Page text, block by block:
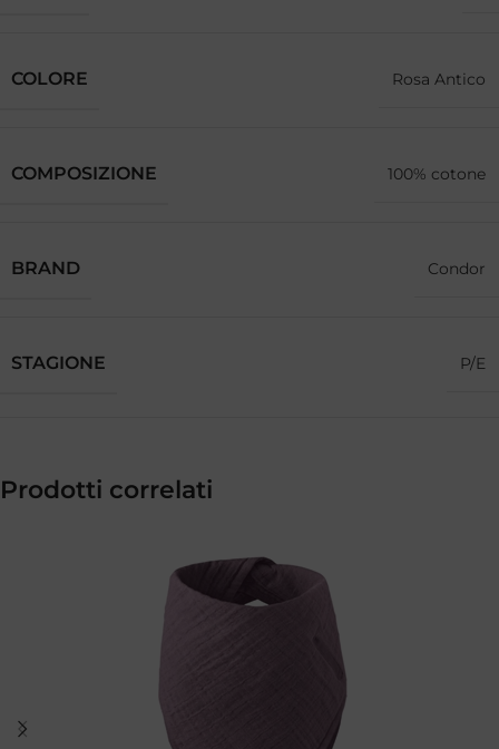
COLORE Rosa Antico
COMPOSIZIONE 100% cotone
BRAND Condor
STAGIONE P/E
Prodotti correlati